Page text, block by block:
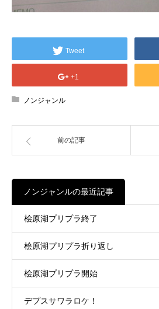
Tweet
+1
ノンジャンル
前の記事
ノンジャンルの最近記事
桧原湖プリプラ終了
桧原湖プリプラ折り返し
桧原湖プリプラ開始
デプスサワラロケ！